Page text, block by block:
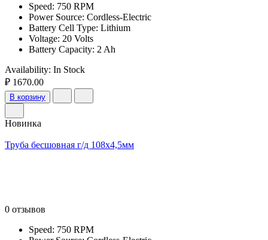
Speed: 750 RPM
Power Source: Cordless-Electric
Battery Cell Type: Lithium
Voltage: 20 Volts
Battery Capacity: 2 Ah
Availability: In Stock
₽ 1670.00
В корзину
Новинка
Труба бесшовная г/д 108х4,5мм
0 отзывов
Speed: 750 RPM